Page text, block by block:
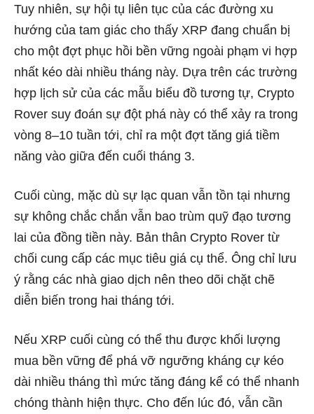
Tuy nhiên, sự hội tụ liên tục của các đường xu
hướng của tam giác cho thấy XRP đang chuẩn bị
cho một đợt phục hồi bền vững ngoài phạm vi hợp
nhất kéo dài nhiều tháng này. Dựa trên các trường
hợp lịch sử của các mẫu biểu đồ tương tự, Crypto
Rover suy đoán sự đột phá này có thể xảy ra trong
vòng 8–10 tuần tới, chỉ ra một đợt tăng giá tiềm
năng vào giữa đến cuối tháng 3.
Cuối cùng, mặc dù sự lạc quan vẫn tồn tại nhưng
sự không chắc chắn vẫn bao trùm quỹ đạo tương
lai của đồng tiền này. Bản thân Crypto Rover từ
chối cung cấp các mục tiêu giá cụ thể. Ông chỉ lưu
ý rằng các nhà giao dịch nên theo dõi chặt chẽ
diễn biến trong hai tháng tới.
Nếu XRP cuối cùng có thể thu được khối lượng
mua bền vững để phá vỡ ngưỡng kháng cự kéo
dài nhiều tháng thì mức tăng đáng kể có thể nhanh
chóng thành hiện thực. Cho đến lúc đó, vẫn cần